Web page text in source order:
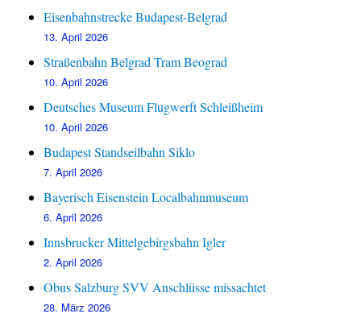
Eisenbahnstrecke Budapest-Belgrad
13. April 2026
Straßenbahn Belgrad Tram Beograd
10. April 2026
Deutsches Museum Flugwerft Schleißheim
10. April 2026
Budapest Standseilbahn Siklo
7. April 2026
Bayerisch Eisenstein Localbahnmuseum
6. April 2026
Innsbrucker Mittelgebirgsbahn Igler
2. April 2026
Obus Salzburg SVV Anschlüsse missachtet
28. März 2026